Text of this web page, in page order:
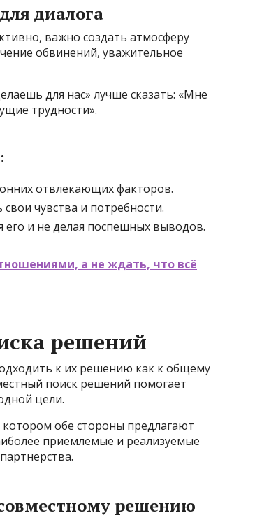
диалога
важно создать атмосферу
обвинений, уважительное
для нас» лучше сказать: «Мне
трудности».
отвлекающих факторов.
чувства и потребности.
его и не делая поспешных выводов.
а не ждать, что всё
решений
к их решению как к общему
поиск решений помогает
цели.
обе стороны предлагают
приемлемые и реализуемые
решению